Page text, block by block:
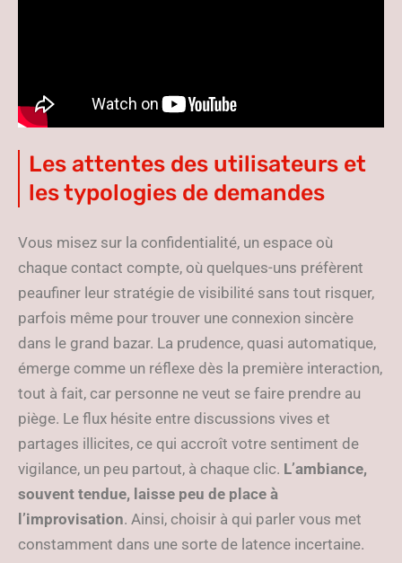
Les attentes des utilisateurs et
les typologies de demandes
Vous misez sur la confidentialité, un espace où
chaque contact compte, où quelques-uns préfèrent
peaufiner leur stratégie de visibilité sans tout risquer,
parfois même pour trouver une connexion sincère
dans le grand bazar. La prudence, quasi automatique,
émerge comme un réflexe dès la première interaction,
tout à fait, car personne ne veut se faire prendre au
piège. Le flux hésite entre discussions vives et
partages illicites, ce qui accroît votre sentiment de
vigilance, un peu partout, à chaque clic. L’ambiance,
souvent tendue, laisse peu de place à
l’improvisation. Ainsi, choisir à qui parler vous met
constamment dans une sorte de latence incertaine.